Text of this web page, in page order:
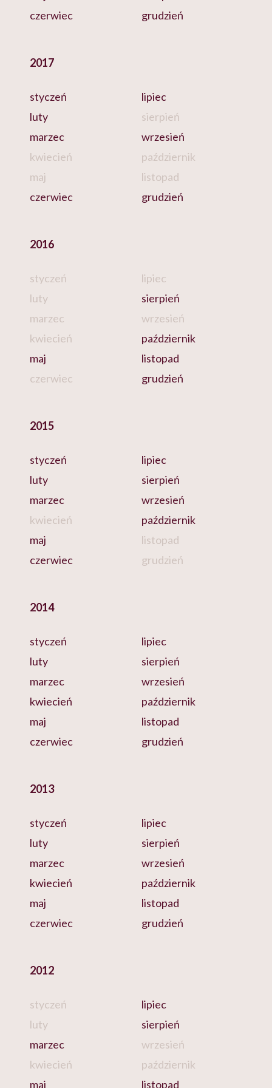
czerwiec
grudzień
2017
styczeń
luty
marzec
kwiecień
maj
czerwiec
lipiec
sierpień
wrzesień
październik
listopad
grudzień
2016
styczeń
luty
marzec
kwiecień
maj
czerwiec
lipiec
sierpień
wrzesień
październik
listopad
grudzień
2015
styczeń
luty
marzec
kwiecień
maj
czerwiec
lipiec
sierpień
wrzesień
październik
listopad
grudzień
2014
styczeń
luty
marzec
kwiecień
maj
czerwiec
lipiec
sierpień
wrzesień
październik
listopad
grudzień
2013
styczeń
luty
marzec
kwiecień
maj
czerwiec
lipiec
sierpień
wrzesień
październik
listopad
grudzień
2012
styczeń
luty
marzec
kwiecień
maj
lipiec
sierpień
wrzesień
październik
listopad